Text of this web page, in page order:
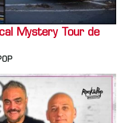
Mystery Tour de